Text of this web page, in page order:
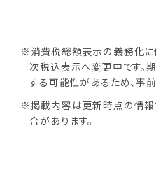
※消費税総額表示の義務化に
次税込表示へ変更中です。
する可能性があるため、事
※掲載内容は更新時点の情報
合があります。